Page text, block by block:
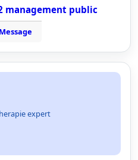
management public
expert